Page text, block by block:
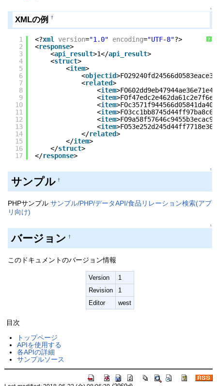
↑
XMLの例 †
?
1
2
3
4
5
6
7
8
9
10
11
12
13
14
15
16
17
<?xml version="1.0" encoding="UTF-8"?>
<response>
<api_result>1</api_result>
<struct>
<item>
<objectid
<related>
<item
<item
<item
<item
<item
<item
</related>
</item>
</struct>
</response>
↑
サンプル †
PHPサンプルサンプル/PHP/データAPI/食品リレーション検索(アプ
リ向け)
↑
バージョン †
このドキュメントのバージョン情報
Version
1
Revision
1
Editor
west
目次
トップページ
APIを使用する
各APIの詳細
サンプルソース